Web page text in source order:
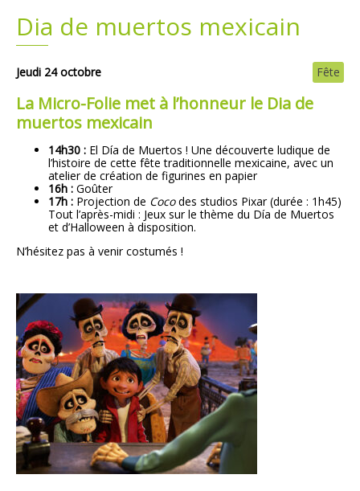
Dia de muertos mexicain
Jeudi 24 octobre Fête
La Micro-Folie met à l’honneur le Dia de
muertos mexicain
14h30 : El Día de Muertos ! Une découverte ludique de
l’histoire de cette fête traditionnelle mexicaine, avec un
atelier de création de figurines en papier
16h : Goûter
17h : Projection de Cocodes studios Pixar (durée : 1h45)
Tout l’après-midi : Jeux sur le thème du Día de Muertos
et d’Halloween à disposition.
N’hésitez pas à venir costumés !
Plans
Demandes légales
Emploi
Marchés publics
Grands projets